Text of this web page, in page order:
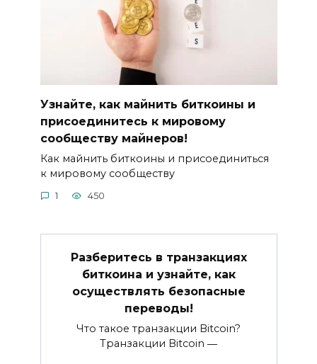
Узнайте, как майнить биткоины и
присоединитесь к мировому
сообществу майнеров!
Как майнить биткоины и присoединиться
к мировому сообществу
1 450
Разберитесь в транзакциях
биткоина и узнайте, как
осуществлять безопасные
переводы!
Что такое транзакции Bitcoin?​
Транзакции Bitcoin ―